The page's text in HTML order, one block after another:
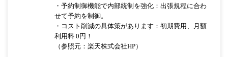
・予約制御機能で内部統制を強化：出張規程に合わ
せて予約を制御。
・コスト削減の具体策があります：初期費用、月額
利用料 0円！
（参照元：楽天株式会社HP）